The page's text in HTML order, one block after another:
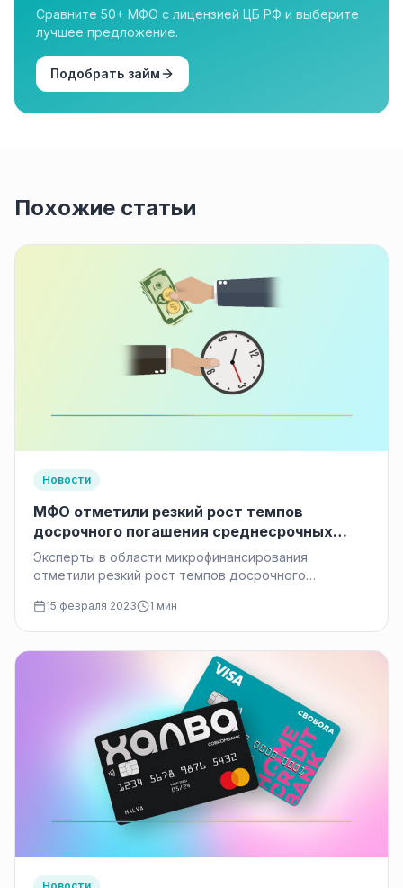
Сравните 50+ МФО с лицензией ЦБ РФ и выберите
лучшее предложение.
Подобрать займ
Похожие статьи
Новости
МФО отметили резкий рост темпов
досрочного погашения среднесрочных
кредитов
Эксперты в области микрофинансирования
отметили резкий рост темпов досрочного
объяснить как тем, что заемщики…
15 февраля 2023 1 мин